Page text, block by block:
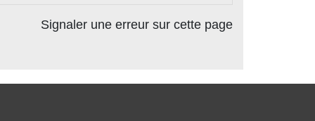
Signaler une erreur sur cette page